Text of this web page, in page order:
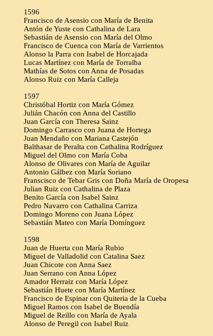
1596
Francisco de Asensio con María de Benita
Antón de Yuste con Cathalina de Lara
Sebastián de Asensio con María del Olmo
Francisco de Cuenca con María de Varrientos
Alonso la Parra con Isabel de Horcajada
Lucas Martínez con María de Torralba
Mathías de Sotos con Anna de Posadas
Alonso Ruiz con María Calleja
1597
Christóbal Hortiz con María Gómez
Julián Chacón con Anna del Castillo
Juan García con Theresa Sainz
Domingo Carrasco con Juana de Hortega
Juan Mendaño con Mariana Castejón
Balthasar de Peralta con Cathalina Rodríguez
Miguel del Olmo con María Coba
Alonso de Olivares con María de Aguilar
Antonio Gálbez con María Soriano
Franscisco de Tebar Gris con Doña María de Oropesa
Julian Ruiz con Cathalina de Plaza
Benito García con Isabel Sainz
Pedro Navarro con Cathalina Carriza
Domingo Moreno con Juana López
Sebastián Mateo con María Domínguez
1598
Juan de Huerta con María Rubio
Miguel de Valladolid con Catalina Saez
Juan Chicote con Anna Saez
Juan Serrano con Anna López
Amador Herraiz con María López
Sebastián Huete con María Martínez
Francisco de Espinar con Quiteria de la Cueba
Miguel Ramos con Isabel de Buendía
Miguel de Reillo con María de Ayala
Alonso de Peregil con Isabel Ruiz